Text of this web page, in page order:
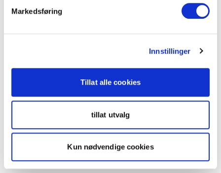
Markedsføring
Innstillinger
Tillat alle cookies
tillat utvalg
Kun nødvendige cookies